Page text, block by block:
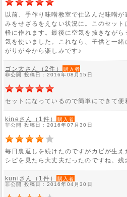
以前、手作り味噌教室で仕込んだ味噌
みをせざるをえない状況に。このセッ
軽に作れます。最後に空気を抜きなが
気を使いました。これなら、子供と一
がりが今から楽しみです♪
ゴン太さん（2件）
購入者
非公開 投稿日：2016年08月15日
セットになっているので簡単にできて便
kineさん（1件）
購入者
非公開 投稿日：2016年07月30日
毎日裏返しを続けたのですがカビが生
シピを見たら大丈夫だったのですね。残
kuniさん（1件）
購入者
非公開 投稿日：2016年04月30日